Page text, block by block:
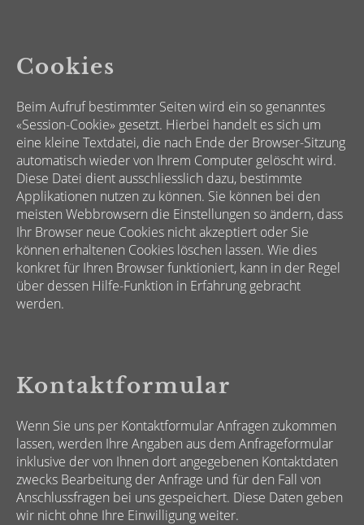
Cookies
Beim Aufruf bestimmter Seiten wird ein so genanntes
«Session-Cookie» gesetzt. Hierbei handelt es sich um
eine kleine Textdatei, die nach Ende der Browser-Sitzung
automatisch wieder von Ihrem Computer gelöscht wird.
Diese Datei dient ausschliesslich dazu, bestimmte
Applikationen nutzen zu können. Sie können bei den
meisten Webbrowsern die Einstellungen so ändern, dass
Ihr Browser neue Cookies nicht akzeptiert oder Sie
können erhaltenen Cookies löschen lassen. Wie dies
konkret für Ihren Browser funktioniert, kann in der Regel
über dessen Hilfe-Funktion in Erfahrung gebracht
werden.
Kontaktformular
Wenn Sie uns per Kontaktformular Anfragen zukommen
lassen, werden Ihre Angaben aus dem Anfrageformular
inklusive der von Ihnen dort angegebenen Kontaktdaten
zwecks Bearbeitung der Anfrage und für den Fall von
Anschlussfragen bei uns gespeichert. Diese Daten geben
wir nicht ohne Ihre Einwilligung weiter.